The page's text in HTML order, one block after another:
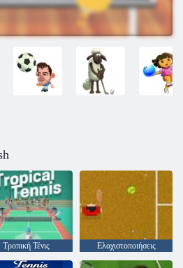
Τροπική Τένις Ελαχιστοποιήσεις